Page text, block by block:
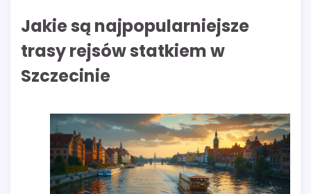
Jakie są najpopularniejsze
trasy rejsów statkiem w
Szczecinie